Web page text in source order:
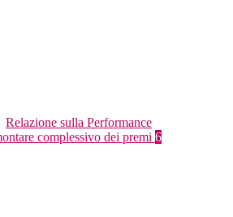
Relazione sulla Performance
complessivo dei premi 6